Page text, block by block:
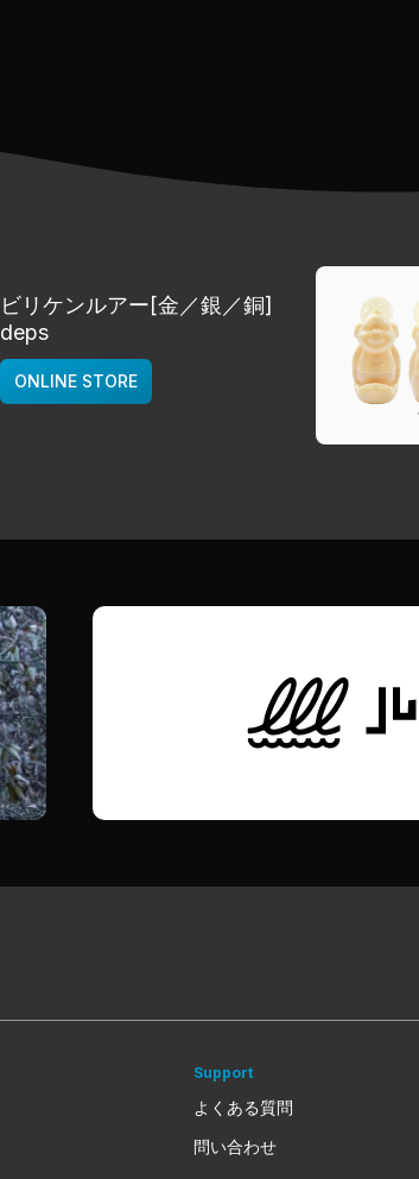
ビリケンルアー[金／銀／銅]
deps
ONLINE STORE
Support
よくある質問
問い合わせ